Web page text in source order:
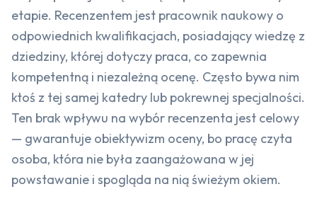
etapie. Recenzentem jest pracownik naukowy o
odpowiednich kwalifikacjach, posiadający wiedzę z
dziedziny, której dotyczy praca, co zapewnia
kompetentną i niezależną ocenę. Często bywa nim
ktoś z tej samej katedry lub pokrewnej specjalności.
Ten brak wpływu na wybór recenzenta jest celowy
— gwarantuje obiektywizm oceny, bo pracę czyta
osoba, która nie była zaangażowana w jej
powstawanie i spogląda na nią świeżym okiem.